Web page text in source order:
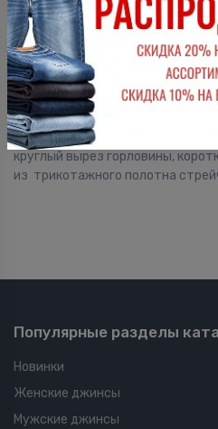
Описание
Женская футболка F5, Slim fit
круглый вырез горловины,
из трикотажного полотна
Популярные разделы
Новинки
Женские джинсы
Мужские джинсы